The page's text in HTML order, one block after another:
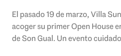
El pasado 19 de marzo, Villa
acoger su primer Open House
de Son Gual. Un evento